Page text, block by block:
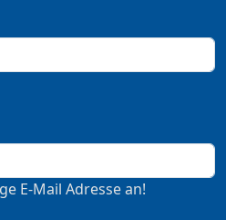
E-Mail Adresse an!